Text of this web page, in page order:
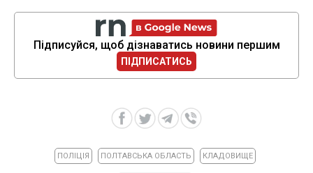
Підписуйся, щоб дізнаватись новини першим
ПІДПИСАТИСЬ
ПОЛІЦІЯ ПОЛТАВСЬКА ОБЛАСТЬ КЛАДОВИЩЕ